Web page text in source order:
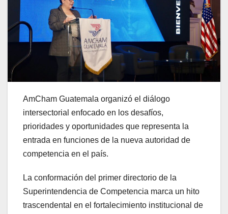
AmCham Guatemala organizó el diálogo
intersectorial enfocado en los desafíos,
prioridades y oportunidades que representa la
entrada en funciones de la nueva autoridad de
competencia en el país.
La conformación del primer directorio de la
Superintendencia de Competencia marca un hito
trascendental en el fortalecimiento institucional de